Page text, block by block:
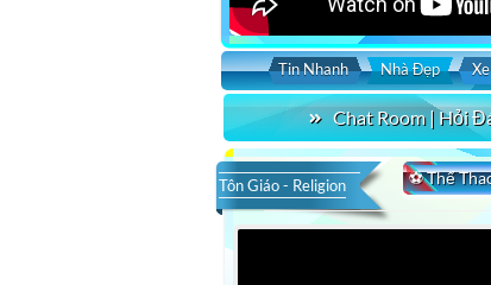
Tin Nhanh Nhà Đẹp
Chat Room | Hỏi
⚽ Thể
Tôn Giáo - Religion